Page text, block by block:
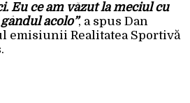
Eu ce am văzut la meciul cu
acolo”, a spus Dan
emisiunii Realitatea Sportivă